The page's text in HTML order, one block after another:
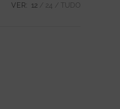
VER: 12 24 TUDO